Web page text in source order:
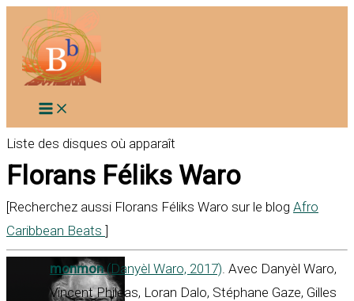
contenu
Liste des disques où apparaît
Florans Féliks Waro
[Recherchez aussi Florans Féliks Waro sur le blog Afro
Caribbean Beats ]
monmon(Danyèl Waro, 2017). Avec Danyèl Waro,
Vincent Phileas, Loran Dalo, Stéphane Gaze, Gilles